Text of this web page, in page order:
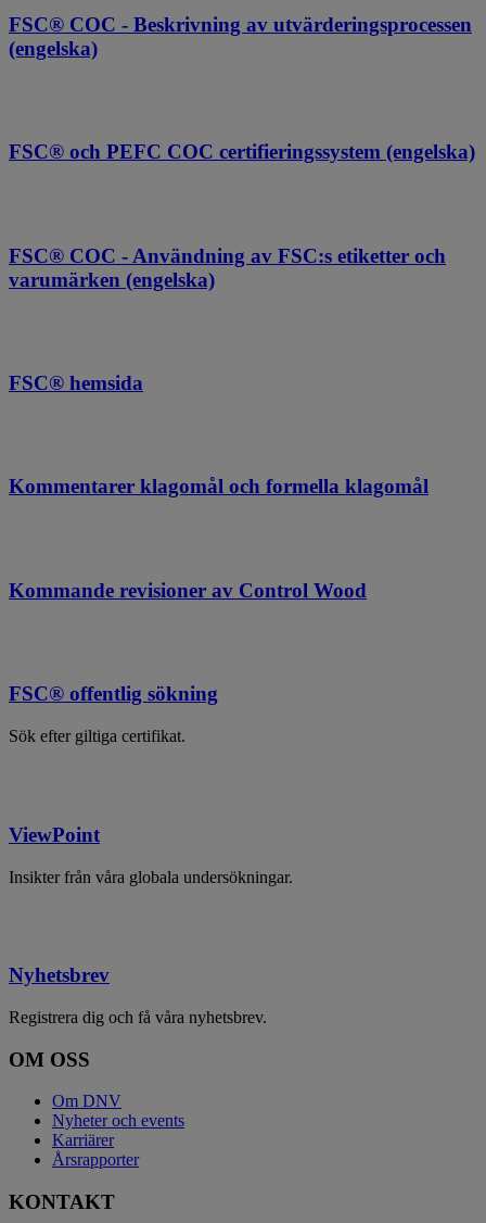
FSC® COC - Beskrivning av utvärderingsprocessen
(engelska)
FSC® och PEFC COC certifieringssystem (engelska)
FSC® COC - Användning av FSC:s etiketter och
varumärken (engelska)
FSC® hemsida
Kommentarer klagomål och formella klagomål
Kommande revisioner av Control Wood
FSC® offentlig sökning
Sök efter giltiga certifikat.
ViewPoint
Insikter från våra globala undersökningar.
Nyhetsbrev
Registrera dig och få våra nyhetsbrev.
OM OSS
Om DNV
Nyheter och events
Karriärer
Årsrapporter
KONTAKT